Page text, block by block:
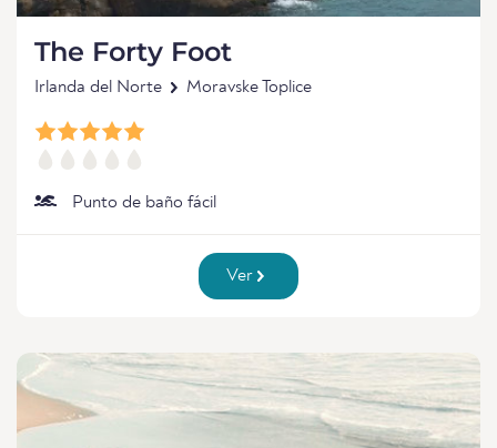
The Forty Foot
Irlanda del Norte Moravske Toplice
Punto de baño fácil
Ver